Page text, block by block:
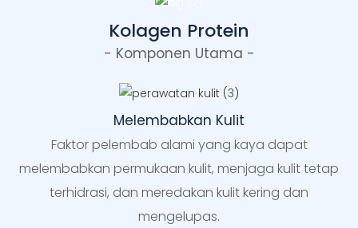
Kolagen Protein
- Komponen Utama -
Melembabkan Kulit
Faktor pelembab alami yang kaya dapat
melembabkan permukaan kulit, menjaga kulit tetap
terhidrasi, dan meredakan kulit kering dan
mengelupas.